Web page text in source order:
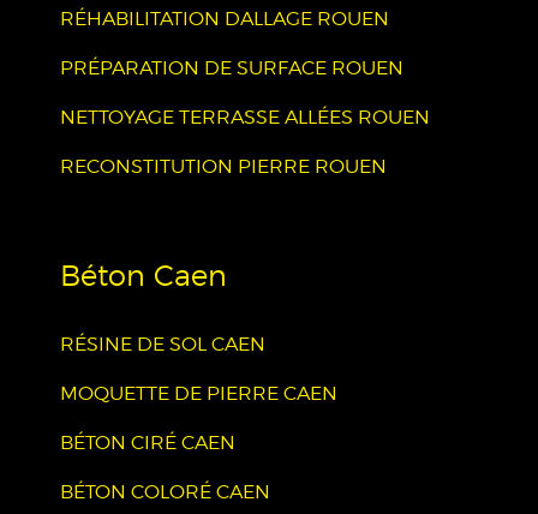
RÉHABILITATION DALLAGE ROUEN
PRÉPARATION DE SURFACE ROUEN
NETTOYAGE TERRASSE ALLÉES ROUEN
RECONSTITUTION PIERRE ROUEN
Béton Caen
RÉSINE DE SOL CAEN
MOQUETTE DE PIERRE CAEN
BÉTON CIRÉ CAEN
BÉTON COLORÉ CAEN